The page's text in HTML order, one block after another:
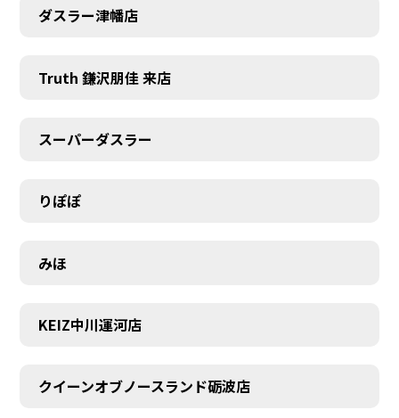
ダスラー津幡店
Truth 鎌沢朋佳 来店
スーパーダスラー
りぽぽ
みほ
KEIZ中川運河店
クイーンオブノースランド砺波店